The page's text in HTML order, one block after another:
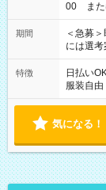
00 または 11：
ば前職が
スタッ
業界から
期間
＜急募
には選考
特徴 日払い
服装自由
気になる！